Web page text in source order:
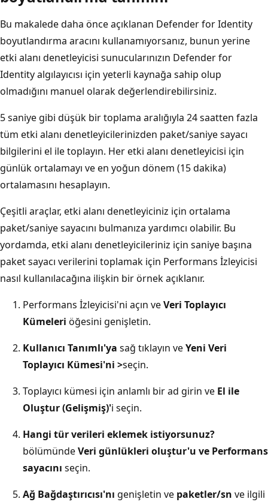
Bu makalede daha önce açıklanan Defender for Identity
boyutlandırma aracını kullanamıyorsanız, bunun yerine
etki alanı denetleyicisi sunucularınızın Defender for
Identity algılayıcısı için yeterli kaynağa sahip olup
olmadığını manuel olarak değerlendirebilirsiniz.
5 saniye gibi düşük bir toplama aralığıyla 24 saatten fazla
tüm etki alanı denetleyicilerinizden paket/saniye sayacı
bilgilerini el ile toplayın. Her etki alanı denetleyicisi için
günlük ortalamayı ve en yoğun dönem (15 dakika)
ortalamasını hesaplayın.
Çeşitli araçlar, etki alanı denetleyiciniz için ortalama
paket/saniye sayacını bulmanıza yardımcı olabilir. Bu
yordamda, etki alanı denetleyicileriniz için saniye başına
paket sayacı verilerini toplamak için Performans İzleyicisi
nasıl kullanılacağına ilişkin bir örnek açıklanır.
Performans İzleyicisi'ni açın veVeri Toplayıcı
Kümeleri öğesini genişletin.
Kullanıcı Tanımlı'ya sağ tıklayın veYeni Veri
Toplayıcı Kümesi'ni >seçin.
Toplayıcı kümesi için anlamlı bir ad girin ve El ile
Oluştur (Gelişmiş)'i seçin.
Hangi tür verileri eklemek istiyorsunuz?
bölümündeVeri günlükleri oluştur'u ve Performans
sayacını seçin.
Ağ Bağdaştırıcısı'nı genişletin ve paketler/sn ve ilgili